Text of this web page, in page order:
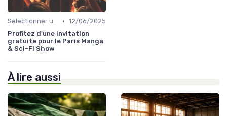
Sélectionner un Événement à Visiter • 12/06/2025
Profitez d'une invitation
gratuite pour le Paris Manga
& Sci-Fi Show
À lire aussi